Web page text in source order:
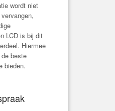
wordt niet
LCD is bij dit
Hiermee
beste
bieden.